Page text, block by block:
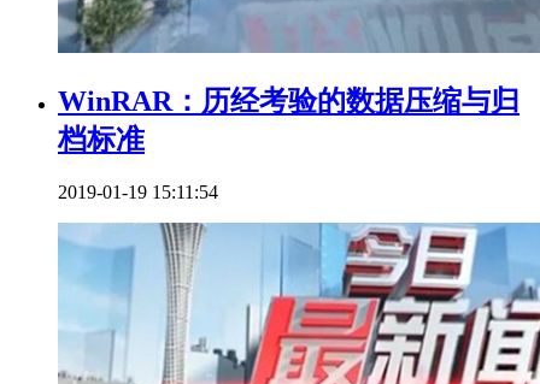
WinRAR：历经考验的数据压缩与归
档标准
2019-01-19 15:11:54